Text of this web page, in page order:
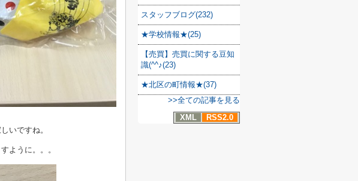
いですね。
ように。。。
スタッフブログ(232)
★学校情報★(25)
【売買】売買に関する豆知
識(^^♪(23)
★北区の町情報★(37)
>>全ての記事を見る
XML
RSS2.0